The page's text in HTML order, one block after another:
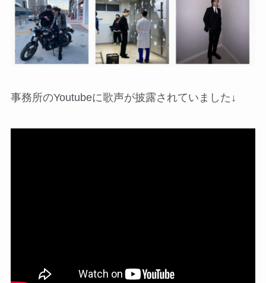
事務所のYoutubeに歌声が披露されていました↓